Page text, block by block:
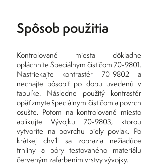
Spôsob použitia
Kontrolované miesta dôkladne
opláchnite Špeciálnym čističom 70-9801.
Nastriekajte kontrastér 70-9802 a
nechajte pôsobiť po dobu uvedenú v
tabuľke. Následne použitý kontrastér
opäť zmyte špeciálnym čističom a povrch
osušte. Potom na kontrolované miesto
aplikujte Vývojku 70-9803, ktorou
vytvoríte na povrchu biely povlak. Po
krátkej chvíli sa zobrazia nežiadúce
trhliny a póry testovaného materiálu
červeným zafarbením vrstvy vývojky.